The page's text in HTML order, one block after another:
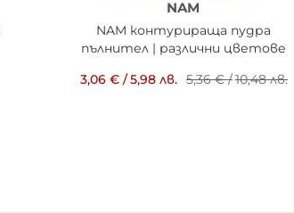
NAM
NAM контурираща пудра
пълнител | различни цветове
3,06 € /5,98 лв. 5,36 €/10,48 лв.